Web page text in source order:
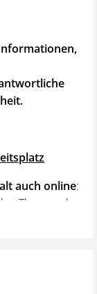
auch online:
Themen der